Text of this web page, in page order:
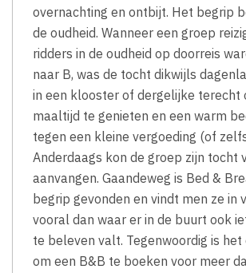
overnachting en ontbijt. Het begrip
de oudheid. Wanneer een groep
ridders in de oudheid op doorreis
naar B, was de tocht dikwijls
in een klooster of dergelijke terecht
maaltijd te genieten en een warm
tegen een kleine vergoeding (of
Anderdaags kon de groep zijn tocht
aanvangen. Gaandeweg is Bed &
begrip gevonden en vindt men ze in
vooral dan waar er in de buurt ook
te beleven valt. Tegenwoordig is
om een B&B te boeken voor meer